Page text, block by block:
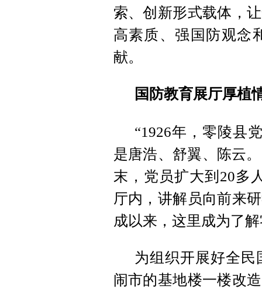
索、创新形式载体，
高素质、强国防观念
献。
国防教育展厅厚植
“1926年，零陵县
是唐浩、舒翼、陈云
末，党员扩大到20多
厅内，讲解员向前来
成以来，这里成为了
为组织开展好全
闹市的基地楼一楼改